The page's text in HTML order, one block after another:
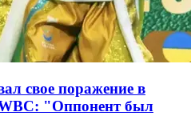
свое поражение в
"Оппонент был